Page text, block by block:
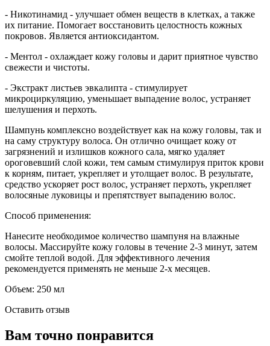
- Никотинамид - улучшает обмен веществ в клетках, а также
их питание. Помогает восстановить целостность кожных
покровов. Является антиоксидантом.
- Ментол - охлаждает кожу головы и дарит приятное чувство
свежести и чистоты.
- Экстракт листьев эвкалипта - стимулирует
микроциркуляцию, уменьшает выпадение волос, устраняет
шелушения и перхоть.
Шампунь комплексно воздействует как на кожу головы, так и
на саму структуру волоса. Он отлично очищает кожу от
загрязнений и излишков кожного сала, мягко удаляет
ороговевший слой кожи, тем самым стимулируя приток крови
к корням, питает, укрепляет и утолщает волос. В результате,
средство ускоряет рост волос, устраняет перхоть, укрепляет
волосяные луковицы и препятствует выпадению волос.
Способ применения:
Нанесите необходимое количество шампуня на влажные
волосы. Массируйте кожу головы в течение 2-3 минут, затем
смойте теплой водой. Для эффективного лечения
рекомендуется применять не меньше 2-х месяцев.
Объем: 250 мл
Оставить отзыв
Вам точно понравится